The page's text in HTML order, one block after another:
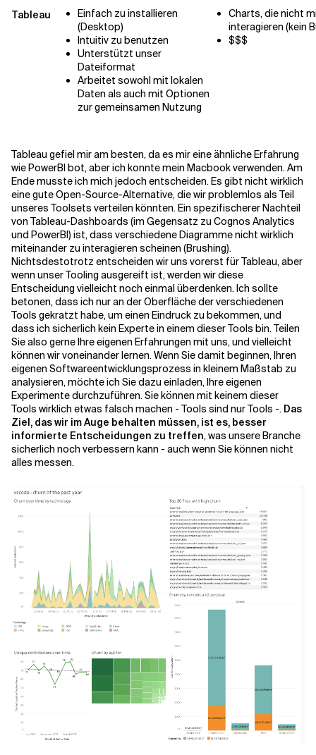
Tableau
Einfach zu installieren
(Desktop)
Intuitiv zu benutzen
Unterstützt unser
Dateiformat
Arbeitet sowohl mit lokalen
Daten als auch mit Optionen
zur gemeinsamen Nutzung
Charts, die nicht
interagieren (kein
$$$
Tableau gefiel mir am besten, da es mir eine ähnliche Erfahrung
wie PowerBI bot, aber ich konnte mein Macbook verwenden. Am
Ende musste ich mich jedoch entscheiden. Es gibt nicht wirklich
eine gute Open-Source-Alternative, die wir problemlos als Teil
unseres Toolsets verteilen könnten. Ein spezifischerer Nachteil
von Tableau-Dashboards (im Gegensatz zu Cognos Analytics
und PowerBI) ist, dass verschiedene Diagramme nicht wirklich
miteinander zu interagieren scheinen (Brushing).
Nichtsdestotrotz entscheiden wir uns vorerst für Tableau, aber
wenn unser Tooling ausgereift ist, werden wir diese
Entscheidung vielleicht noch einmal überdenken. Ich sollte
betonen, dass ich nur an der Oberfläche der verschiedenen
Tools gekratzt habe, um einen Eindruck zu bekommen, und
dass ich sicherlich kein Experte in einem dieser Tools bin. Teilen
Sie also gerne Ihre eigenen Erfahrungen mit uns, und vielleicht
können wir voneinander lernen. Wenn Sie damit beginnen, Ihren
eigenen Softwareentwicklungsprozess in kleinem Maßstab zu
analysieren, möchte ich Sie dazu einladen, Ihre eigenen
Experimente durchzuführen. Sie können mit keinem dieser
Tools wirklich etwas falsch machen - Tools sind nur Tools -. Das
Ziel, das wir im Auge behalten müssen, ist es, besser
informierte Entscheidungen zu treffen, was unsere Branche
sicherlich noch verbessern kann - auch wenn Sie können nicht
alles messen.